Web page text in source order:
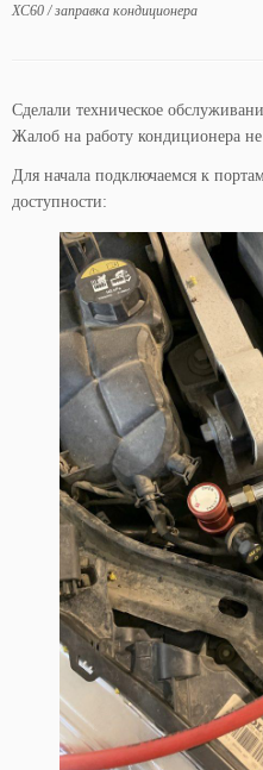
XC60 /заправка кондиционера
Сделали техническое
Жалоб на работу кондиционера
Для начала подключаемся к
доступности: